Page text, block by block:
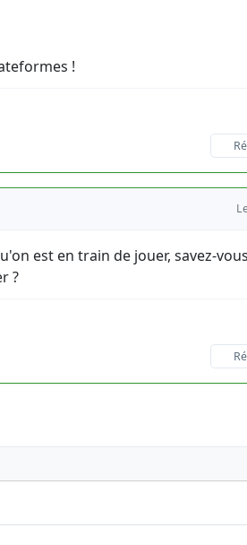
!
est en train de jouer, savez-
?